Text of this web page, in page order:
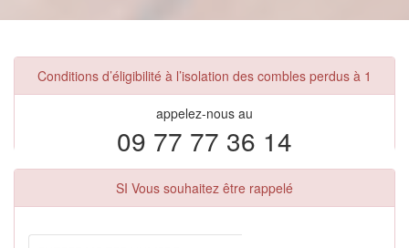
Conditions d’éligibilité à l’isolation des combles perdus à 1
appelez-nous au
09 77 77 36 14
SI Vous souhaitez être rappelé